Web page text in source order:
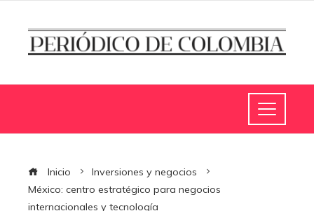
Inicio
Inversiones y negocios
México: centro estratégico para negocios
internacionales y tecnología